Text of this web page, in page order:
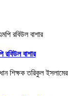
রবিউল বাশার